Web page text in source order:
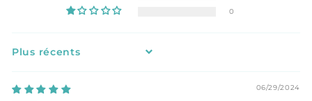
0
Sort by
06/29/2024